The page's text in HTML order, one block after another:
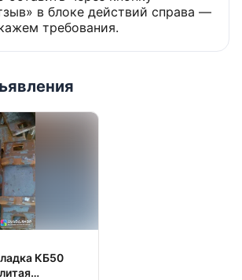
моделей прессов:
плита
повышенной
управление с режимом "Цикл"
и вертикальных:
ПЭТ-бутылки
переработки
в блоке действий справа —
требования.
КБ50